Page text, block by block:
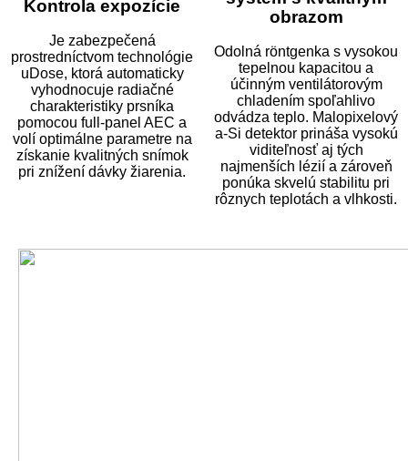
Kontrola expozície
Je zabezpečená
prostredníctvom technológie
uDose, ktorá automaticky
vyhodnocuje radiačné
charakteristiky prsníka
pomocou full-panel AEC a
volí optimálne parametre na
získanie kvalitných snímok
pri znížení dávky žiarenia.
obrazom
Odolná röntgenka s vysokou
tepelnou kapacitou a
účinným ventilátorovým
chladením spoľahlivo
odvádza teplo. Malopixelový
a-Si detektor prináša vysokú
viditeľnosť aj tých
najmenších lézií a zároveň
ponúka skvelú stabilitu pri
rôznych teplotách a vlhkosti.